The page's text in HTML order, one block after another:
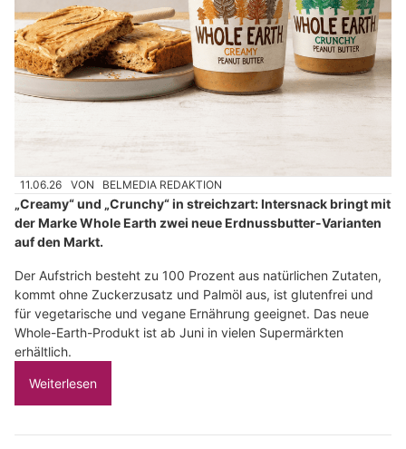
11.06.26 VON BELMEDIA REDAKTION
„Creamy“ und „Crunchy“ in streichzart: Intersnack bringt mit
der Marke Whole Earth zwei neue Erdnussbutter-Varianten
auf den Markt.
Der Aufstrich besteht zu 100 Prozent aus natürlichen Zutaten,
kommt ohne Zuckerzusatz und Palmöl aus, ist glutenfrei und
für vegetarische und vegane Ernährung geeignet. Das neue
Whole-Earth-Produkt ist ab Juni in vielen Supermärkten
erhältlich.
Weiterlesen